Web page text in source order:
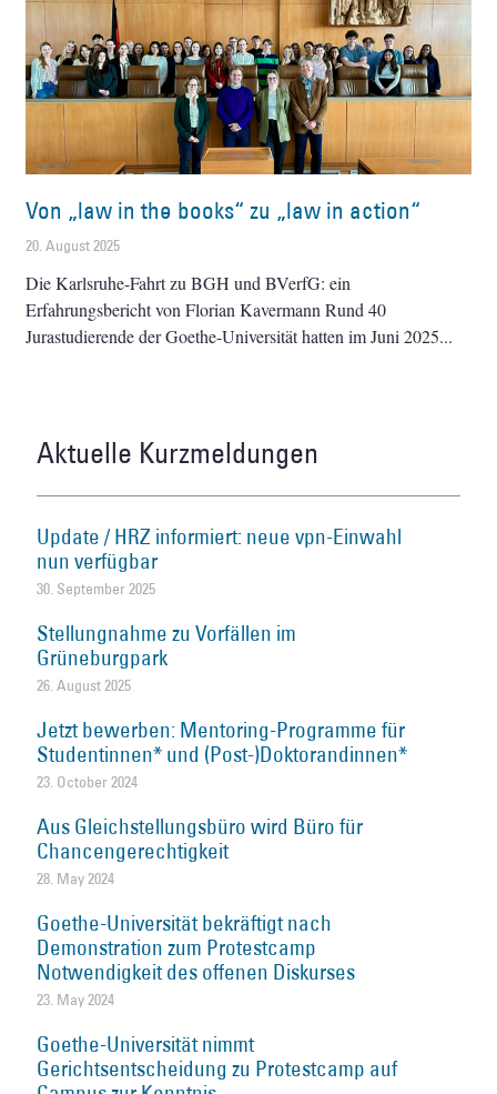
Von „law in the books“ zu „law in action“
20. August 2025
Die Karlsruhe-Fahrt zu BGH und BVerfG: ein
Erfahrungsbericht von Florian Kavermann Rund 40
Jurastudierende der Goethe-Universität hatten im Juni 2025
Aktuelle Kurzmeldungen
Update / HRZ informiert: neue vpn-Einwahl
nun verfügbar
30. September 2025
Stellungnahme zu Vorfällen im
Grüneburgpark
26. August 2025
Jetzt bewerben: Mentoring-Programme für
Studentinnen* und (Post-)Doktorandinnen*
23. October 2024
Aus Gleichstellungsbüro wird Büro für
Chancengerechtigkeit
28. May 2024
Goethe-Universität bekräftigt nach
Demonstration zum Protestcamp
Notwendigkeit des offenen Diskurses
23. May 2024
Goethe-Universität nimmt
Gerichtsentscheidung zu Protestcamp auf